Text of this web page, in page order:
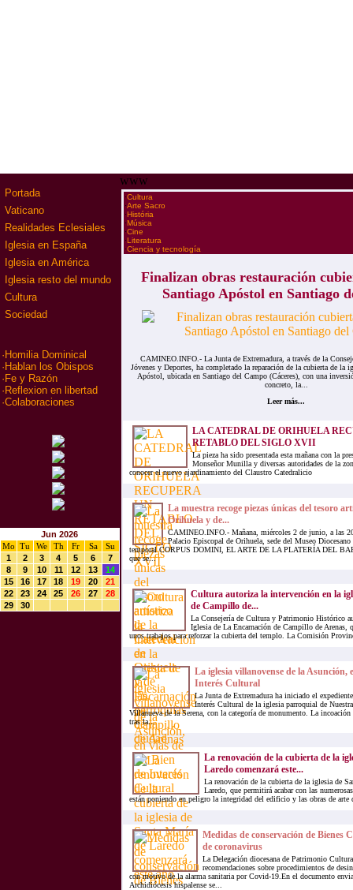
Portada
Vaticano
Realidades Eclesiales
Iglesia en España
Iglesia en América
Iglesia resto del mundo
Cultura
Sociedad
· Homilia Dominical
· Hablan los Obispos
· Fe y Razón
· Reflexion en libertad
·Colaboraciones
Jun 2026
Mo
Tu We Th Fr Sa
Su
1
2 3 4 5 6
7
8
9 10 11 12 13
14
15
16 17 18 19 20
21
22
23 24 25 26 27
28
29
30
www
·Cultura
·Arte Sacro
·História
·Música
·Cine
·Literatura
·Ciencia y tecnología
Finalizan obras restauración
Santiago Apóstol en Santiago
CAMINEO.INFO.- La Junta de Extremadura, a través de la
Jóvenes y Deportes, ha completado la reparación de la cubierta de la
Apóstol, ubicada en Santiago del Campo (Cáceres), con una
concreto, la...
Leer más...
LA CATEDRAL DE ORIHUELA
RETABLO DEL SIGLO XVII
La pieza ha sido presentada esta mañana con la
Monseñor Munilla y diversas autoridades de la
conocer el nuevo ajardinamiento del Claustro Catedralicio
La muestra recoge piezas únicas del tesoro
Orihuela y de...
CAMINEO.INFO.- Mañana, miércoles 2 de junio, a las
Palacio Episcopal de Orihuela, sede del Museo
temporal CORPUS DOMINI, EL ARTE DE LA PLATERÍA DEL
que se...
Cultura autoriza la intervención en la
de Campillo de...
La Consejería de Cultura y Patrimonio Histórico
Iglesia de La Encarnación de Campillo de Arenas,
unos trabajos para reforzar la cubierta del templo. La Comisión
La iglesia villanovense de la Asunción,
Interés Cultural
La Junta de Extremadura ha iniciado el
Interés Cultural de la iglesia parroquial de
Villanueva de la Serena, con la categoría de monumento. La incoación
tras la...
La renovación de la cubierta de la
Laredo comenzará este...
La renovación de la cubierta de la iglesia de
Laredo, que permitirá acabar con las
están poniendo en peligro la integridad del edificio y las obras de arte
Medidas de conservación de Bienes
de coronavirus
La Delegación diocesana de Patrimonio
recomendaciones sobre procedimientos de
con motivo de la alarma sanitaria por Covid-19.En el documento
Archidiócesis hispalense se...